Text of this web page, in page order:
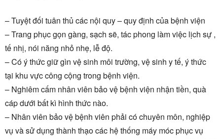
– Tuyệt đối tuân thủ các nội quy – quy định của bệnh viện
– Trang phục gọn gàng, sạch sẽ, tác phong làm việc lịch sự ,
tế nhị, nói năng nhỏ nhẹ, lễ độ.
– Có ý thức giữ gìn vệ sinh môi trường, vệ sinh y tế, ý thức
tại khu vực công cộng trong bệnh viện.
– Nghiêm cấm nhân viên bảo vệ bệnh viện nhận tiền, quà
cáp dưới bất kì hình thức nào.
– Nhân viên bảo vệ bệnh viên phải có chuyên môn, nghiệp
vụ và sử dụng thành thạo các hệ thống máy móc phục vụ